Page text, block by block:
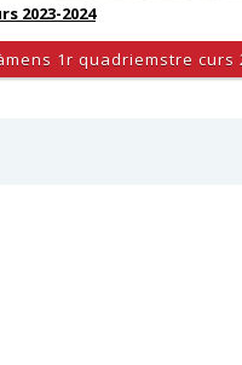
2023-2024
1r quadriemstre curs